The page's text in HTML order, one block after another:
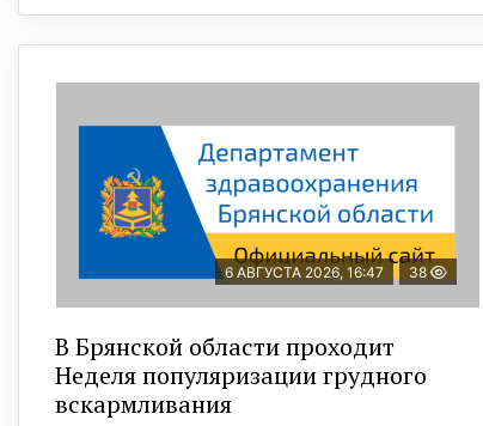
6 АВГУСТА 2026, 16:47 38
В Брянской области проходит
Неделя популяризации грудного
вскармливания